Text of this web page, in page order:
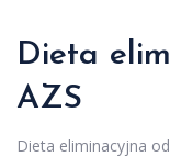
Dieta
AZS
Dieta eliminacyjna